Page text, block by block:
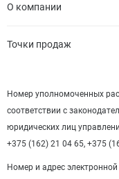
О компании
Точки продаж
Номер уполномоченных
соответствии с
юридических лиц
+375 (162) 21 04 65, +375
Номер и адрес